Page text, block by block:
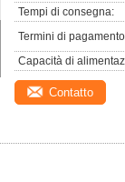
Tempi di consegna:
Termini di
Capacità di
Contatto